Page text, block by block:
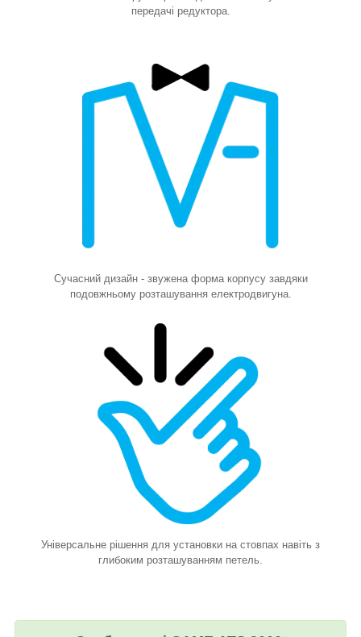
передачі редуктора.
Сучасний дизайн - звужена форма корпусу завдяки
подовжньому розташування електродвигуна.
Універсальне рішення для установки на стовпах навіть з
глибоким розташуванням петель